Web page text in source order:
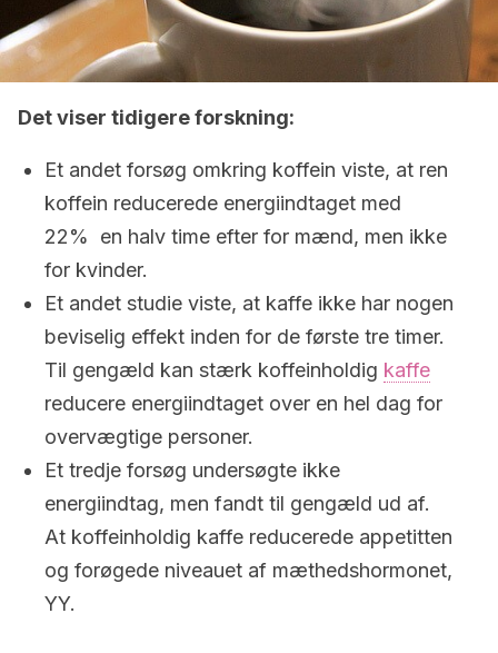
Det viser tidigere forskning:
Et andet forsøg omkring koffein viste, at ren
koffein reducerede energiindtaget med
22% en halv time efter for mænd, men ikke
for kvinder.
Et andet studie viste, at kaffe ikke har nogen
beviselig effekt inden for de første tre timer.
Til gengæld kan stærk koffeinholdig kaffe
reducere energiindtaget over en hel dag for
overvægtige personer.
Et tredje forsøg undersøgte ikke
energiindtag, men fandt til gengæld ud af.
At koffeinholdig kaffe reducerede appetitten
og forøgede niveauet af mæthedshormonet,
YY.